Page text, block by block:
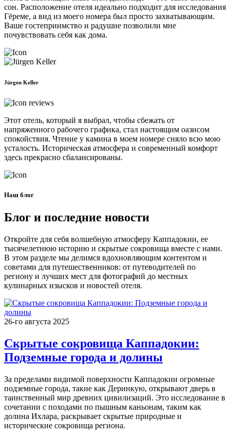
сон. Расположение отеля идеально подходит для исследования
Гёреме, а вид из моего номера был просто захватывающим.
Ваше гостеприимство и радушие позволили мне
почувствовать себя как дома.
Jürgen Keller
Этот отель, который я выбрал, чтобы сбежать от
напряженного рабочего графика, стал настоящим оазисом
спокойствия. Чтение у камина в моем номере сняло всю мою
усталость. Историческая атмосфера и современный комфорт
здесь прекрасно сбалансированы.
Наш блог
Блог и последние новости
Откройте для себя волшебную атмосферу Каппадокии, ее
тысячелетнюю историю и скрытые сокровища вместе с нами.
В этом разделе мы делимся вдохновляющим контентом и
советами для путешественников: от путеводителей по
региону и лучших мест для фотографий до местных
кулинарных изысков и новостей отеля.
26-го августа 2025
Скрытые сокровища Каппадокии:
Подземные города и долины
За пределами видимой поверхности Каппадокии огромные
подземные города, такие как Деринкую, открывают дверь в
таинственный мир древних цивилизаций. Это исследование в
сочетании с походами по пышным каньонам, таким как
долина Ихлара, раскрывает скрытые природные и
исторические сокровища региона.